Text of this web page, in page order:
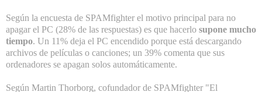
Según la encuesta de SPAMfighter el motivo principal para no
apagar el PC (28% de las respuestas) es que hacerlo supone mucho
tiempo. Un 11% deja el PC encendido porque está descargando
archivos de películas o canciones; un 39% comenta que sus
ordenadores se apagan solos automáticamente.
Según Martin Thorborg, cofundador de SPAMfighter "El